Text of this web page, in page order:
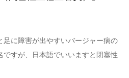
足に障害が出やすいバージャー病の
ですが、日本語でいいますと閉塞性